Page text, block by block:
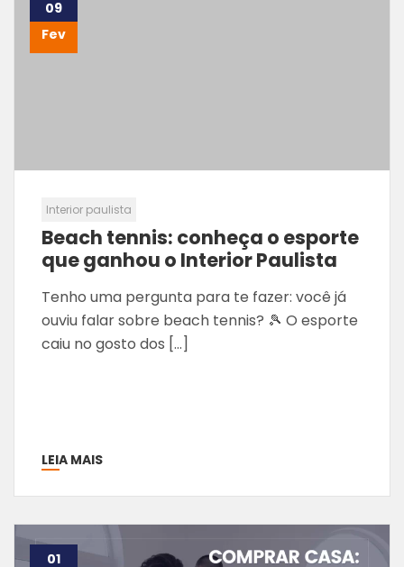
09
Fev
Interior paulista
Beach tennis: conheça o esporte
que ganhou o Interior Paulista
Tenho uma pergunta para te fazer: você já
ouviu falar sobre beach tennis? 🎾 O esporte
caiu no gosto dos […]
LEIA MAIS
01